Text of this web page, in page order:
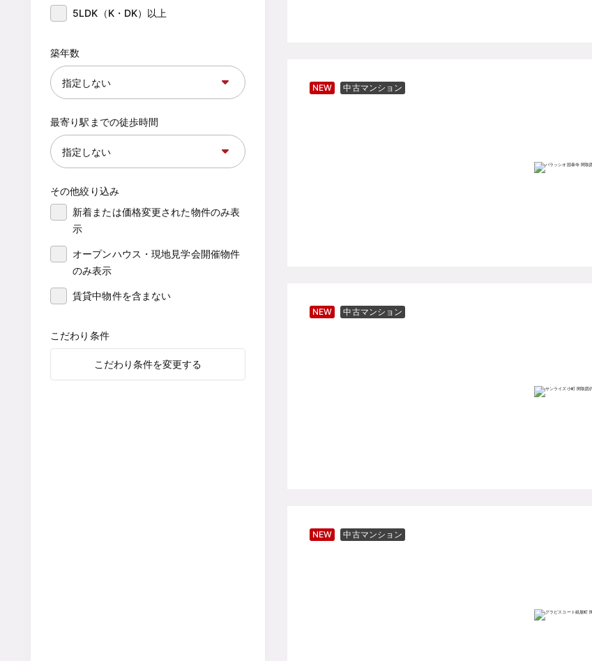
5LDK（K・DK）以上
築年数
最寄り駅までの徒歩時間
その他絞り込み
新着または価格変更された物件のみ表
示
オープンハウス・現地見学会開催物件
のみ表示
賃貸中物件を含まない
こだわり条件
こだわり条件を変更する
NEW 中古マンション
NEW 中古マンション
NEW 中古マンション